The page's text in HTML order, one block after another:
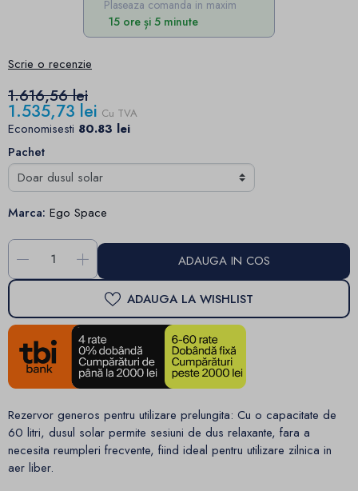
Plaseaza comanda in maxim
15 ore și 5 minute
Scrie o recenzie
1.616,56 lei
1.535,73 lei Cu TVA
Economisesti 80.83 lei
Pachet
Marca: Ego Space
- + ADAUGA IN COS
ADAUGA LA WISHLIST
Rezervor generos pentru utilizare prelungita: Cu o capacitate de
60 litri, dusul solar permite sesiuni de dus relaxante, fara a
necesita reumpleri frecvente, fiind ideal pentru utilizare zilnica in
aer liber.